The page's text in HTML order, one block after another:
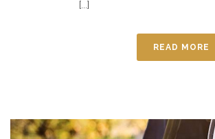
[...]
READ MORE